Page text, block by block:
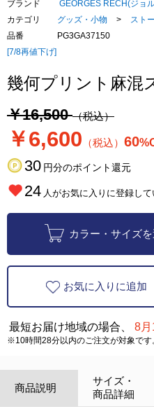
ブランド
GEORGES RECH(ジョ
カテゴリ
グッズ・小物 >
スト
品番
PG3GA37150
[7/8再値下げ]
幾何プリント麻混
￥16,500（税込）
￥6,600 （税込） 60
30 円分のポイント還元
24 人がお気に入りに登録して
カラー・サイズ
お気に入りに追加
最短お届け地域の場合、 8月
※10時間28分以内のご注文が対象です
商品説明
サイズ・
商品詳細